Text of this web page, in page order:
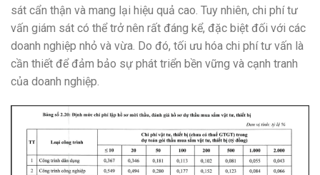
sát cẩn thận và mang lại hiệu quả cao. Tuy nhiên, chi phí tư
vấn giám sát có thể trở nên rất đáng kể, đặc biệt đối với các
doanh nghiệp nhỏ và vừa. Do đó, tối ưu hóa chi phí tư vấn là
cần thiết để đảm bảo sự phát triển bền vững và cạnh tranh
của doanh nghiệp.